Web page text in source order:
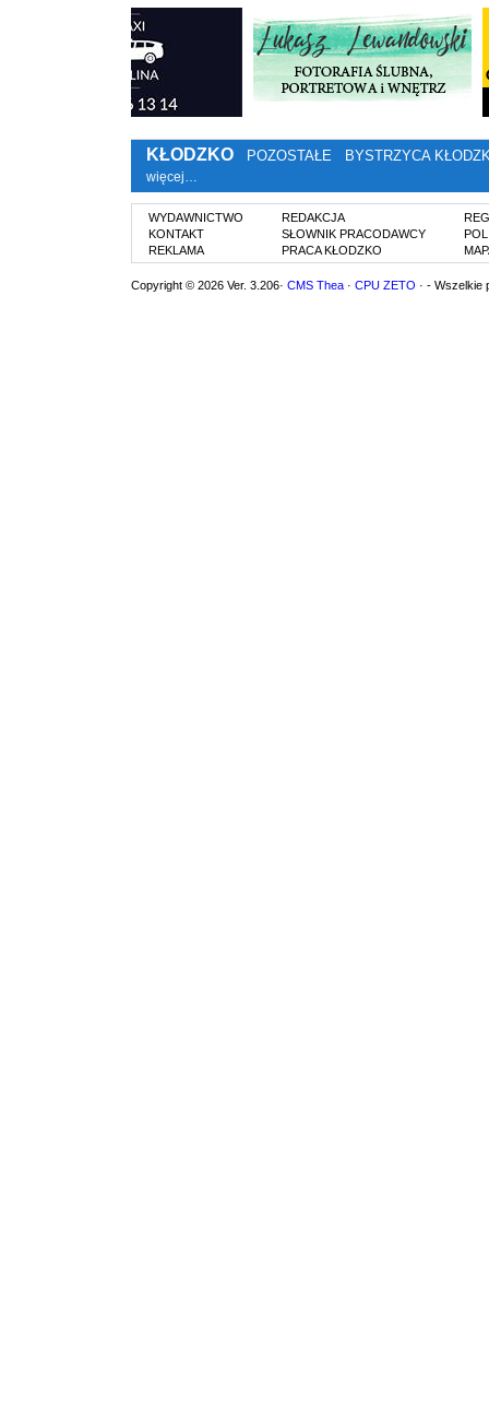
KŁODZKO POZOSTAŁE BYSTRZYCA
więcej…
WYDAWNICTWO
KONTAKT
REKLAMA
REDAKCJA
SŁOWNIK PRACODAWCY
PRACA KŁODZKO
Copyright © 2026 Ver. 3.206· CMS Thea · CPU ZETO · - Wszelkie